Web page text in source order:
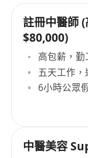
註冊中醫師
$80,000)
高包薪，
五天工作
6小時公眾
中醫美容